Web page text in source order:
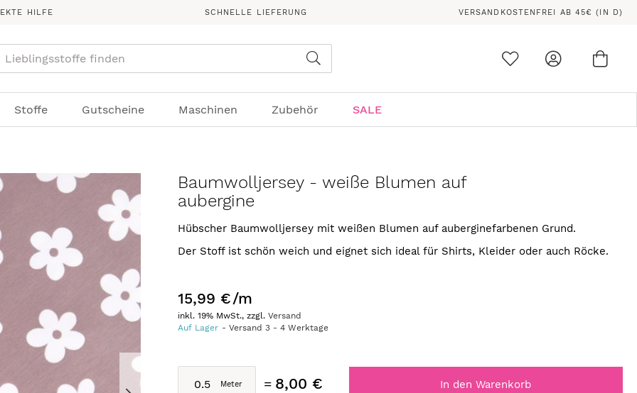
HILFE SCHNELLE LIEFERUNG VERSANDKOSTENFREI AB 45€ (IN D)
Stoffe Gutscheine Maschinen Zubehör SALE
Baumwolljersey - weiße Blumen auf
aubergine
Hübscher Baumwolljersey mit weißen Blumen auf auberginefarbenen Grund.
Der Stoff ist schön weich und eignet sich ideal für Shirts, Kleider oder auch Röcke.
15,99 €/m
inkl. 19% MwSt., zzgl.Versand
Auf Lager
Versand3 -4 Werktage
8,00 € In den Warenkorb